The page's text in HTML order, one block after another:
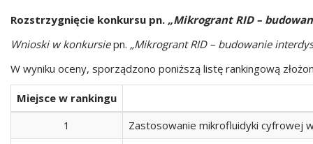
Rozstrzygnięcie konkursu pn. „Mikrogrant RID –
Wnioski w konkursiepn. „Mikrogrant RID – budowanie
W wyniku oceny, sporządzono poniższą listę rankingową
Miejsce w rankingu
1
Zastosowanie mikrofluidyki cyfrowej